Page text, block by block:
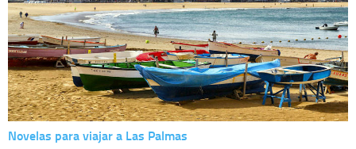
Novelas para viajar a Las Palmas